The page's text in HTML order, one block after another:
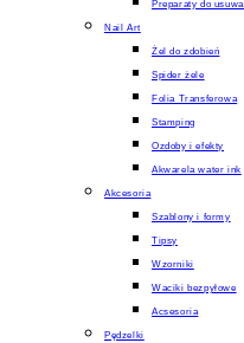
Preparaty do
Nail Art
Żel do zdobień
Spider żele
Folia Transferowa
Stamping
Ozdoby i efekty
Akwarela water ink
Akcesoria
Szablony i formy
Tipsy
Wzorniki
Waciki bezpyłowe
Acsesoria
Pędzelki